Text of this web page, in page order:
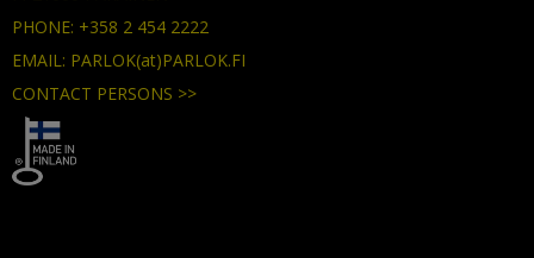
PHONE: +358 2 454 2222
EMAIL: PARLOK(at)PARLOK.FI
CONTACT PERSONS >>